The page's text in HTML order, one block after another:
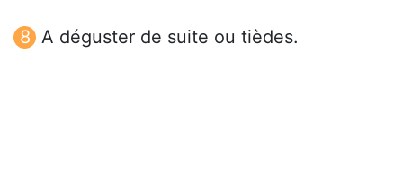
A déguster de suite ou tièdes.